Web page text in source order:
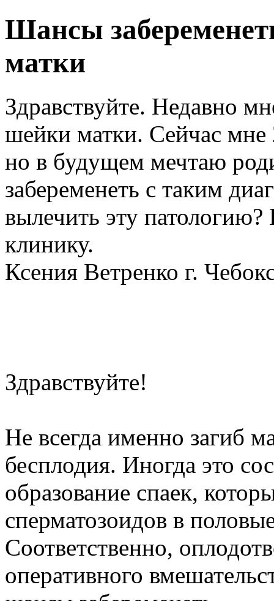
Шансы
матки
Здравствуйте. Недавно
шейки матки. Сейчас мне
но в будущем мечтаю
забеременеть с таким
вылечить эту патологию?
клинику.
Ксения Ветренко г.
Здравствуйте!
Не всегда именно загиб
бесплодия. Иногда это
образование спаек,
сперматозоидов в
Соответственно,
оперативного